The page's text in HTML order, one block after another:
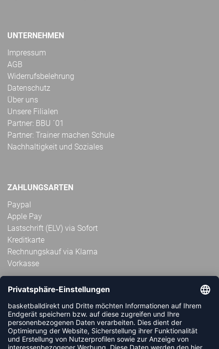
UNTERNEHMEN
Impressum
AGB
Widerrufsbelehrung
Datenschutz
Über uns
Unsere Filialen
Partner: BBU ´01
Partner: Trainer machen Schule
Nachhaltigkeit und Soziales
ZAHLUNGSARTEN
Paypal
Apple Pay
Lastschrift (ELV) via Sofort
Kreditkarte
Rechnungskauf via Klarna
Vorkasse
ABONNIERE JETZT DEN KOSTENLOSEN
HANDBALLDIREKT-NEWSLETTER UND VERPASSE KEINE
NEUIGKEIT ODER AKTION MEHR.
JETZT ANMELDEN